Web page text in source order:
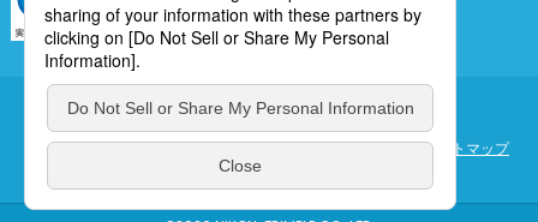
個人情報保護について 利用規定 cookieポリシー
サイトマップ
ENGLISH